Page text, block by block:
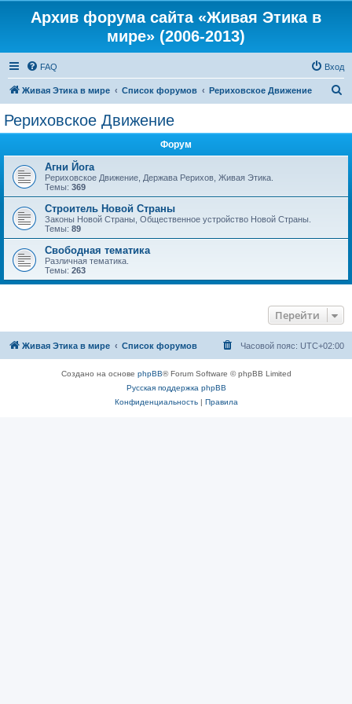
Архив форума сайта «Живая Этика в
мире» (2006-2013)
FAQ Вход
Живая Этика в мире Список форумов Рериховское Движение
Рериховское Движение
Форум
Агни Йога
Рериховское Движение, Держава Рерихов, Живая Этика.
Темы: 369
Строитель Новой Страны
Законы Новой Страны, Общественное устройство Новой Страны.
Темы: 89
Свободная тематика
Различная тематика.
Темы: 263
Перейти
Живая Этика в мире Список форумов Часовой пояс: UTC+02:00
Создано на основе phpBB® Forum Software © phpBB Limited
Русская поддержка phpBB
Конфиденциальность| Правила